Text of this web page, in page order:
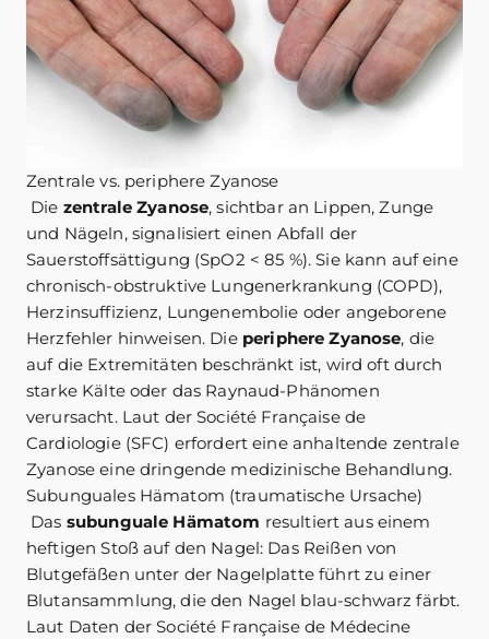
Zentrale vs. periphere Zyanose
Die zentrale Zyanose, sichtbar an Lippen, Zunge
und Nägeln, signalisiert einen Abfall der
Sauerstoffsättigung (SpO2 < 85 %). Sie kann auf eine
chronisch-obstruktive Lungenerkrankung (COPD),
Herzinsuffizienz, Lungenembolie oder angeborene
Herzfehler hinweisen. Die periphere Zyanose, die
auf die Extremitäten beschränkt ist, wird oft durch
starke Kälte oder das Raynaud-Phänomen
verursacht. Laut der Société Française de
Cardiologie (SFC) erfordert eine anhaltende zentrale
Zyanose eine dringende medizinische Behandlung.
Subunguales Hämatom (traumatische Ursache)
Das subunguale Hämatom resultiert aus einem
heftigen Stoß auf den Nagel: Das Reißen von
Blutgefäßen unter der Nagelplatte führt zu einer
Blutansammlung, die den Nagel blau-schwarz färbt.
Laut Daten der Société Française de Médecine